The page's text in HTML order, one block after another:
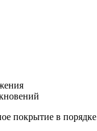
покрытие в